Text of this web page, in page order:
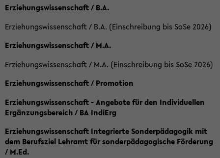
Erziehungswissenschaft / B.A.
Erziehungswissenschaft / B.A. (Einschreibung bis SoSe 2026)
Erziehungswissenschaft / M.A.
Erziehungswissenschaft / M.A. (Einschreibung bis SoSe 2026)
Erziehungswissenschaft / Promotion
Erziehungswissenschaft - Angebote für den Individuellen
Ergänzungsbereich / BA IndiErg
Erziehungswissenschaft Integrierte Sonderpädagogik mit
dem Berufsziel Lehramt für sonderpädagogische Förderung
/ M.Ed.